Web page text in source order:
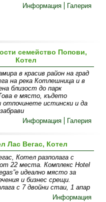
Информация
Галерия
семейство Попови,
Котел
в красив район на град
на река Котлешница и в
близост до парк
е място, където
истински и да
Информация
Галерия
Лас Вегас, Котел
Котел разполага с
от 22 места. Комплекс Hotel
идеално място за
и бизнес срещи.
с 7 двойни стаи, 1 апар
Информация